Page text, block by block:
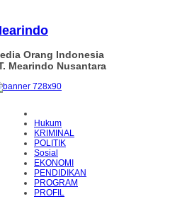
Orang Indonesia
Mearindo Nusantara
Hukum
KRIMINAL
POLITIK
Sosial
EKONOMI
PENDIDIKAN
PROGRAM
PROFIL